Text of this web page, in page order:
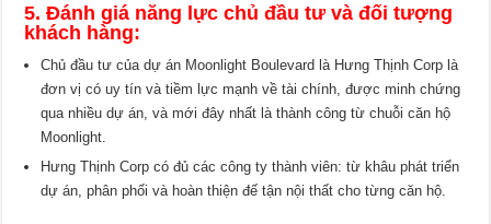
5. Đánh giá năng lực chủ đầu tư và đối tượng
khách hàng:
Chủ đầu tư của dự án Moonlight Boulevard là Hưng Thịnh Corp là
đơn vị có uy tín và tiềm lực mạnh về tài chính, được minh chứng
qua nhiều dự án, và mới đây nhất là thành công từ chuỗi căn hộ
Moonlight.
Hưng Thịnh Corp có đủ các công ty thành viên: từ khâu phát triển
dự án, phân phối và hoàn thiện đế tận nội thất cho từng căn hộ.